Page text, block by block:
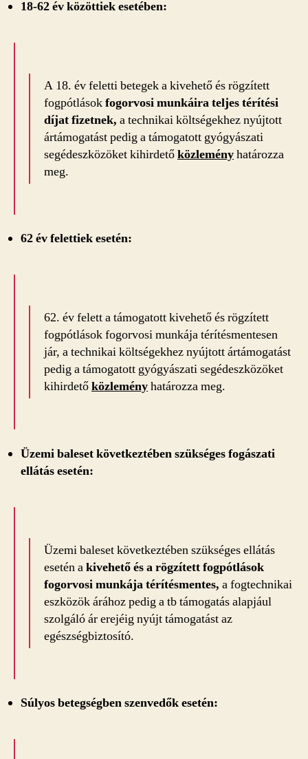
18-62 év közöttiek esetében:
A 18. év feletti betegek a kivehető és rögzített
fogpótlásokfogorvosi munkáira teljes térítési
díjat fizetnek, a technikai költségekhez nyújtott
ártámogatást pedig a támogatott gyógyászati
segédeszközöket kihirdetőközleményhatározza
meg.
62 év felettiek esetén:
62. év felett a támogatott kivehető és rögzített
fogpótlások fogorvosi munkája térítésmentesen
jár, a technikai költségekhez nyújtott ártámogatást
pedig a támogatott gyógyászati segédeszközöket
kihirdetőközleményhatározza meg.
Üzemi baleset következtében szükséges fogászati
ellátás esetén:
Üzemi baleset következtében szükséges ellátás
esetén akivehető és a rögzített fogpótlások
fogorvosi munkája térítésmentes, a fogtechnikai
eszközök árához pedig a tb támogatás alapjául
szolgáló ár erejéig nyújt támogatást az
egészségbiztosító.
Súlyos betegségben szenvedők esetén: